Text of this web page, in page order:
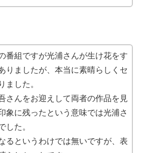
番組ですが光浦さんが生け花をす
りましたが、本当に素晴らしくセ
ました。
さんをお迎えして両者の作品を見
象に残ったという意味では光浦さ
した。
るというわけでは無いですが、表